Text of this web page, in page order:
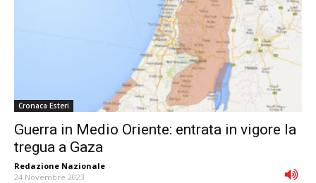
Cronaca Esteri
Guerra in Medio Oriente: entrata in vigore la
tregua a Gaza
Redazione Nazionale -
24 Novembre 2023